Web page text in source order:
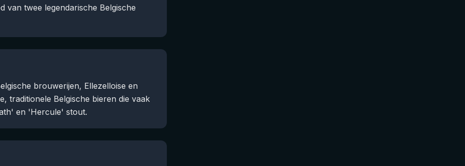
van twee legendarische Belgische
brouwerijen, Ellezelloise en
traditionele Belgische bieren die vaak
en 'Hercule' stout.